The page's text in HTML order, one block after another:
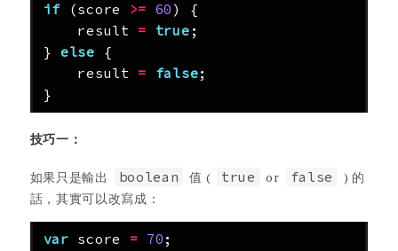
if
(score >= 60 )
{
result = true ;
} else
{
result = false;
}
技巧一：
如果只是輸出 boolean 值 ( true or false
) 的
話，其實可以改寫成：
var score = 70 ;